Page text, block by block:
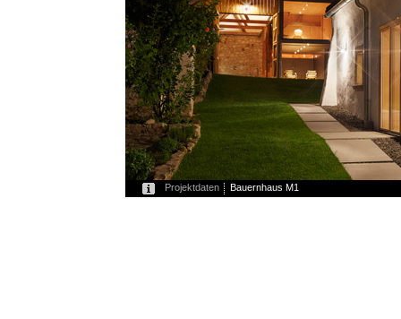
Projektdaten Bauernhaus M1